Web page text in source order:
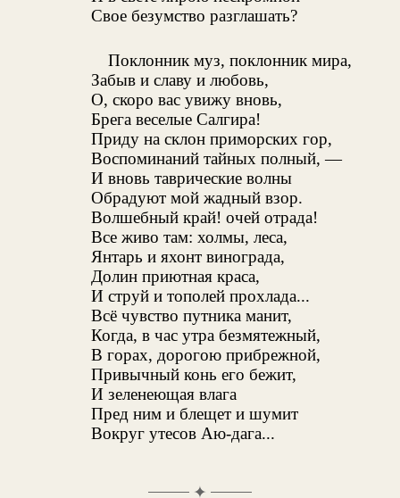
Свое безумство разглашать?
Поклонник муз, поклонник мира,
Забыв и славу и любовь,
О, скоро вас увижу вновь,
Брега веселые Салгира!
Приду на склон приморских гор,
Воспоминаний тайных полный, —
И вновь таврические волны
Обрадуют мой жадный взор.
Волшебный край! очей отрада!
Все живо там: холмы, леса,
Янтарь и яхонт винограда,
Долин приютная краса,
И струй и тополей прохлада...
Всё чувство путника манит,
Когда, в час утра безмятежный,
В горах, дорогою прибрежной,
Привычный конь его бежит,
И зеленеющая влага
Пред ним и блещет и шумит
Вокруг утесов Аю-дага...
✦